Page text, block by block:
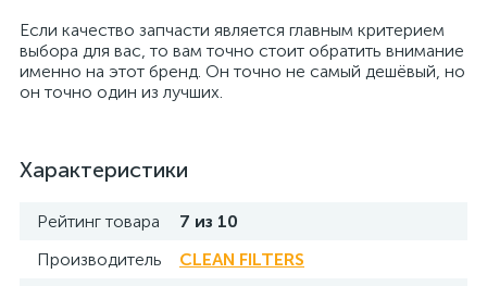
Если качество запчасти является главным критерием
выбора для вас, то вам точно стоит обратить внимание
именно на этот бренд. Он точно не самый дешёвый, но
он точно один из лучших.
Характеристики
Рейтинг товара
7 из 10
Производитель
CLEAN FILTERS